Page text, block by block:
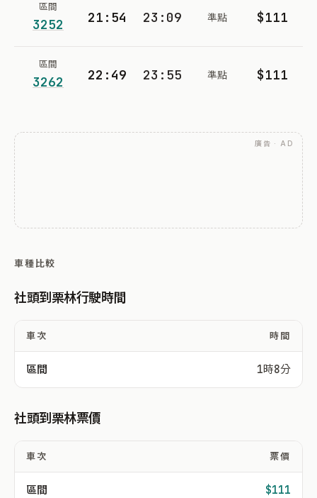
區間
3252 21:54 23:09 準點 $111
區間
3262 22:49 23:55 準點 $111
廣告 · AD
車種比較
社頭到栗林行駛時間
車次 時間
區間 1時8分
社頭到栗林票價
車次 票價
區間 $111